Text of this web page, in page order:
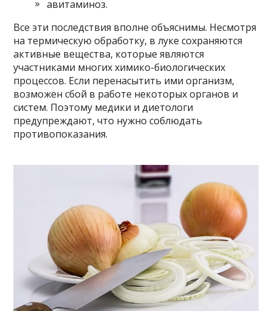
авитаминоз.
Все эти последствия вполне объяснимы. Несмотря
на термическую обработку, в луке сохраняются
активные вещества, которые являются
участниками многих химико-биологических
процессов. Если перенасытить ими организм,
возможен сбой в работе некоторых органов и
систем. Поэтому медики и диетологи
предупреждают, что нужно соблюдать
противопоказания.